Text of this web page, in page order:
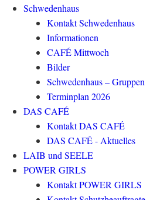
Schwedenhaus
Kontakt Schwedenhaus
Informationen
CAFÉ Mittwoch
Bilder
Schwedenhaus – Gruppen
Terminplan 2026
DAS CAFÉ
Kontakt DAS CAFÉ
DAS CAFÉ - Aktuelles
LAIB und SEELE
POWER GIRLS
Kontakt POWER GIRLS